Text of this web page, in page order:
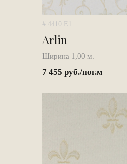
# 4410 E1
Arlin
Ширина 1,00 м.
7 455 руб./пог.м